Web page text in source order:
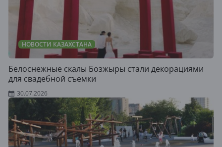
НОВОСТИ КАЗАХСТАНА
Белоснежные скалы Бозжыры стали декорациями
для свадебной съемки
30.07.2026